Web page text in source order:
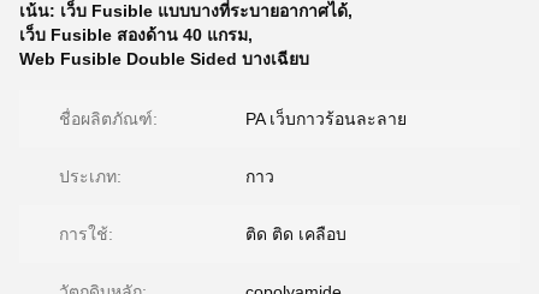
เน้น: เว็บ Fusible แบบบางที่ระบายอากาศได้,
เว็บ Fusible สองด้าน 40 แกรม,
Web Fusible Double Sided บางเฉียบ
ชื่อผลิตภัณฑ์: PA เว็บกาวร้อนละลาย
ประเภท: กาว
การใช้: ติด ติด เคลือบ